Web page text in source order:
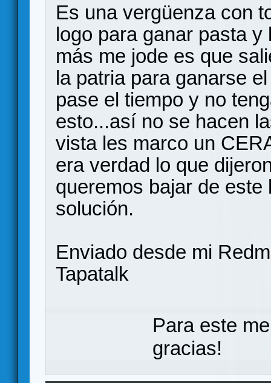
Es una vergüenza con
logo para ganar pasta
más me jode es que
la patria para ganarse
pase el tiempo y no
esto...así no se hacen
vista les marco un
era verdad lo que
queremos bajar de
solución.
Enviado desde mi
Tapatalk
Para este
gracias!